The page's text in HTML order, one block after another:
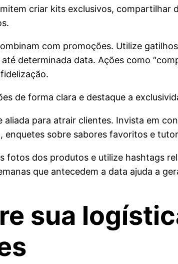
criar kits exclusivos,
com promoções. Utilize
determinada data. Ações como
de forma clara e destaque a
aliada para atrair clientes. Invista em
enquetes sobre sabores favoritos e
fotos dos produtos e utilize hashtags
que antecedem a data ajuda a
sua